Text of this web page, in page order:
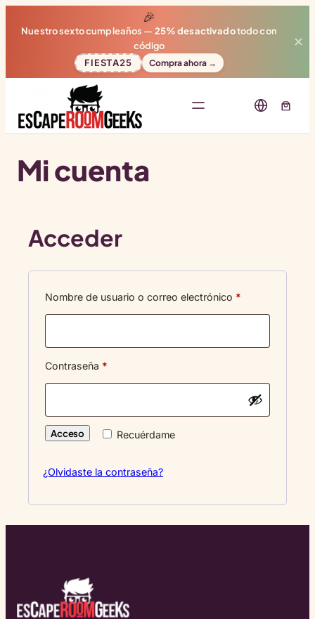
🎉
Nuestro sexto cumpleaños — 25% desactivadotodo con
código
FIESTA25
Compra ahora →
✕
Mi cuenta
Acceder
Nombre de usuario o correo electrónico *
Contraseña *
Recuérdame
Acceso
¿Olvidaste la contraseña?